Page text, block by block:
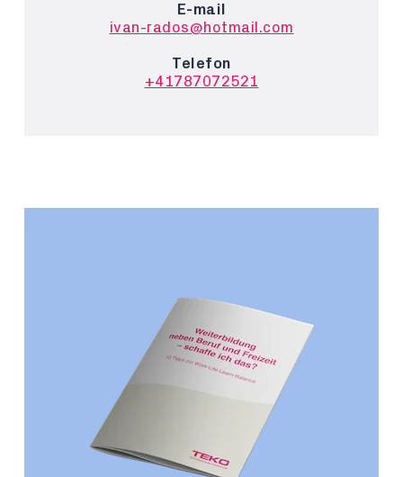
E-mail
ivan-rados@hotmail.com
Telefon
+41787072521